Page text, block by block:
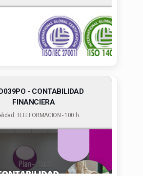
- CONTABILIDAD
FINANCIERA
TELEFORMACION - 100 h.